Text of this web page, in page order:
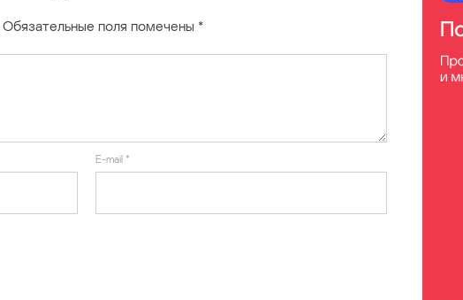
Обязательные поля помечены *
E-mail *